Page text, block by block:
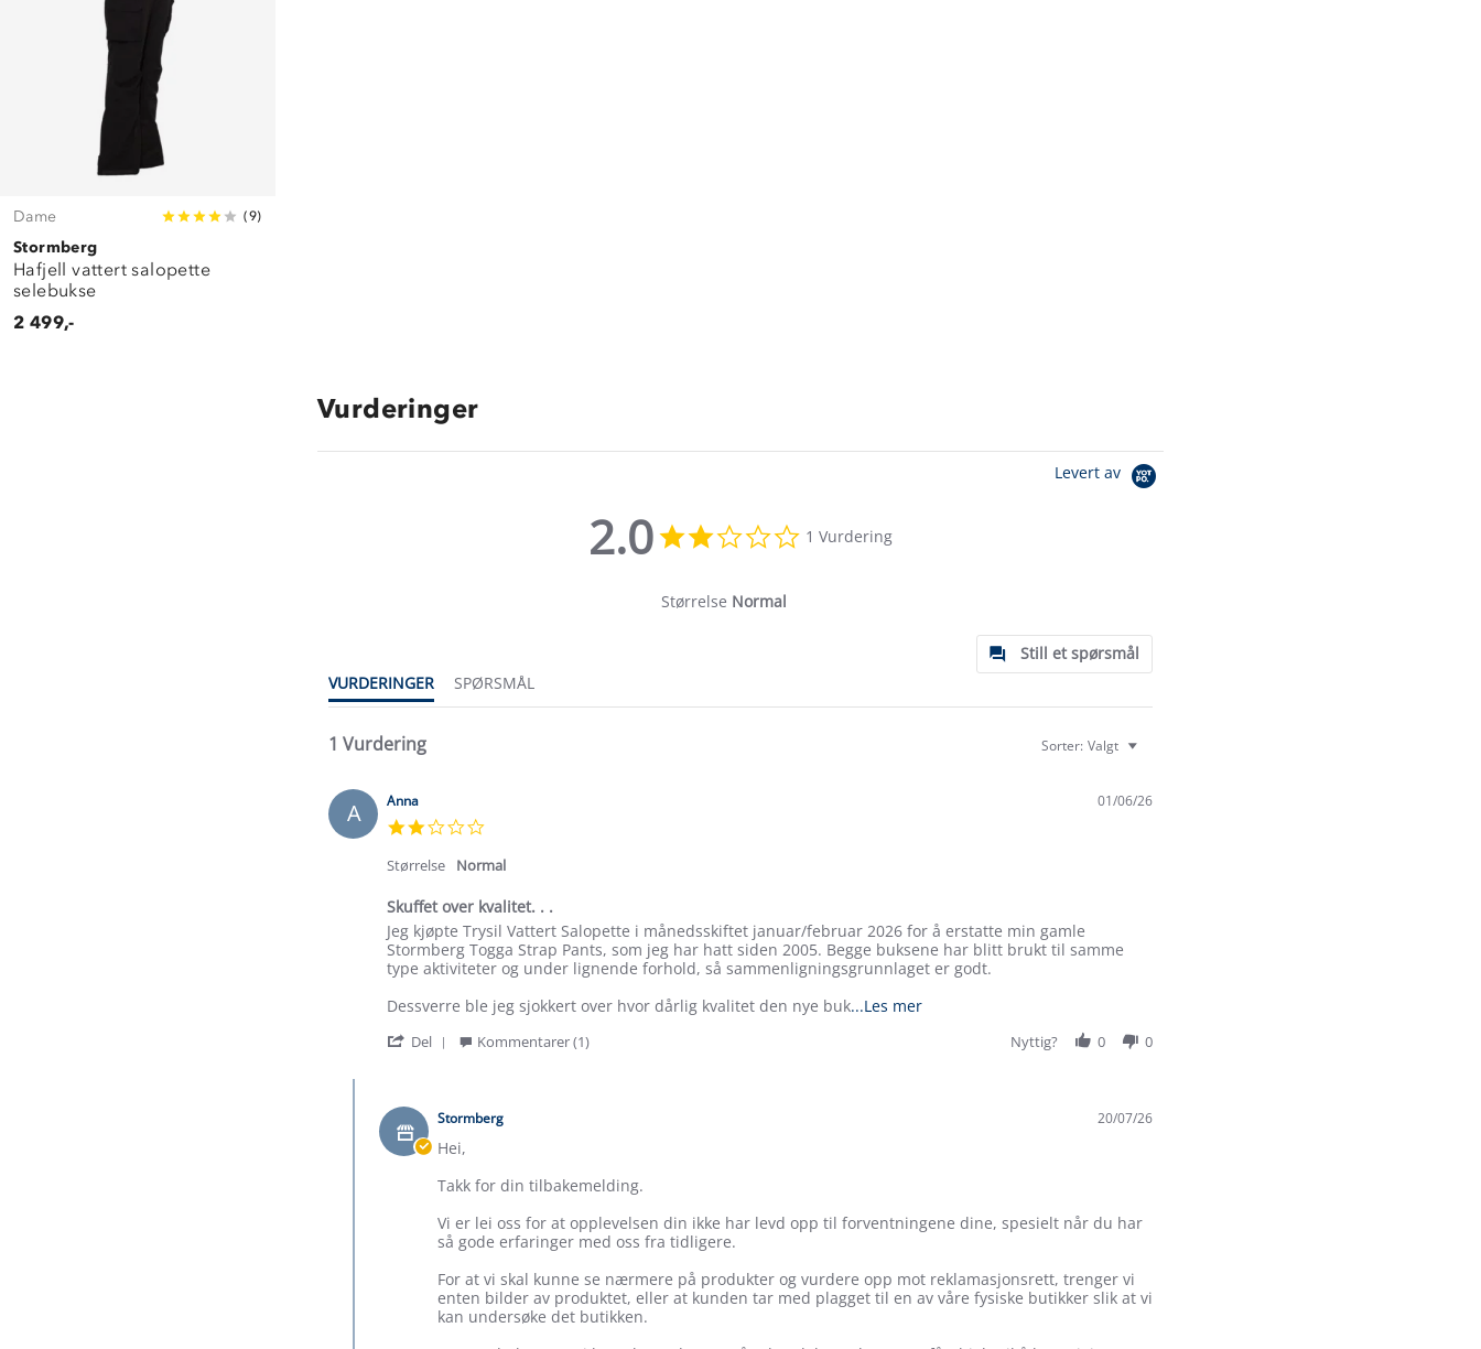
Dame (9)
Stormberg
Hafjell vattert salopette
selebukse
2 499,-
Vurderinger
Levert av
2.0
star
1 Vurdering
Størrelse Normal
Still et spørsmål
VURDERINGER
SPØRSMÅL
1 Vurdering Sorter: Valgt
A Anna
rating
01/06/26
Størrelse Normal
Skuffet over kvalitet. . .
Review
by
Anna
1
2026
review
stating
Skuffet
kvalitet.
.
Jeg kjøpte Trysil Vattert Salopette i månedsskiftet januar/februar 2026 for å erstatte min gamle
Stormberg Togga Strap Pants, som jeg har hatt siden 2005. Begge buksene har blitt brukt til samme
type aktiviteter og under lignende forhold, så sammenligningsgrunnlaget er godt.
Dessverre ble jeg sjokkert over hvor dårlig kvalitet den nye buk...Les merRead
Del
Anna
1
2026
Kommentarer (1) Nyttig? 0 0
Butikkeier
Review
Stormberg 20/07/26
Hei,
Takk for din tilbakemelding.
Vi er lei oss for at opplevelsen din ikke har levd opp til forventningene dine, spesielt når du har
så gode erfaringer med oss fra tidligere.
For at vi skal kunne se nærmere på produkter og vurdere opp mot reklamasjonsrett, trenger vi
enten bilder av produktet, eller at kunden tar med plagget til en av våre fysiske butikker slik at vi
kan undersøke det butikken.